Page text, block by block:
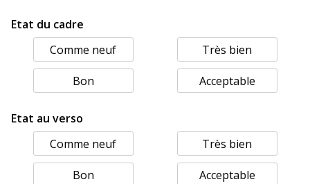
Etat du cadre
Comme neuf
Très bien
Bon Acceptable
Etat au verso
Comme neuf
Très bien
Bon Acceptable